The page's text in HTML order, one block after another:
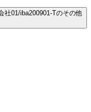
社01/iba200901-Tのその他